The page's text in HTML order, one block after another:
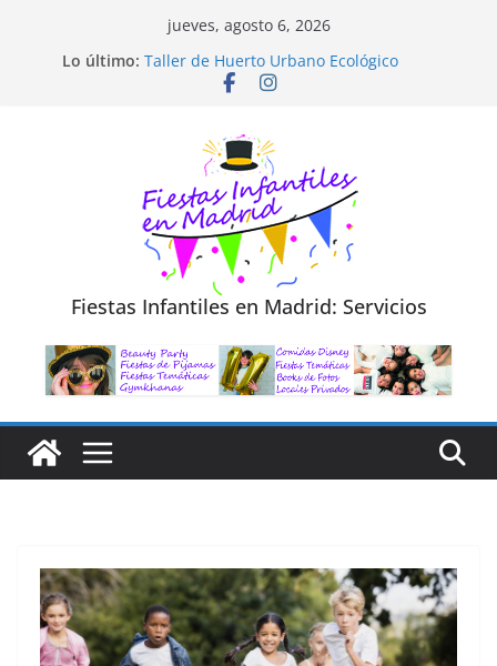
jueves, agosto 6, 2026
Lo último: Taller de Huerto Urbano Ecológico
TALLER FOTOGRAFÍA LA NATURALEZA
Trivial Virtual para niños
Fiestas Infantiles en Madrid: Servicios